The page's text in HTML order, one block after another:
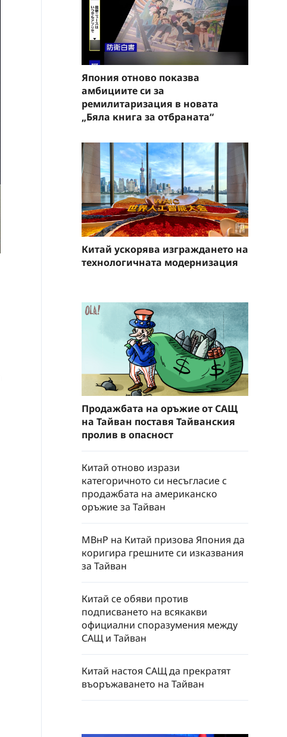
Япония отново показва
амбициите си за
ремилитаризация в новата
„Бяла книга за отбраната“
Китай ускорява изграждането на
технологичната модернизация
Продажбата на оръжие от САЩ
на Тайван поставя Тайванския
пролив в опасност
Китай отново изрази
категоричното си несъгласие с
продажбата на американско
оръжие за Тайван
МВнР на Китай призова Япония да
коригира грешните си изказвания
за Тайван
Китай се обяви против
подписването на всякакви
официални споразумения между
САЩ и Тайван
Китай настоя САЩ да прекратят
въоръжаването на Тайван